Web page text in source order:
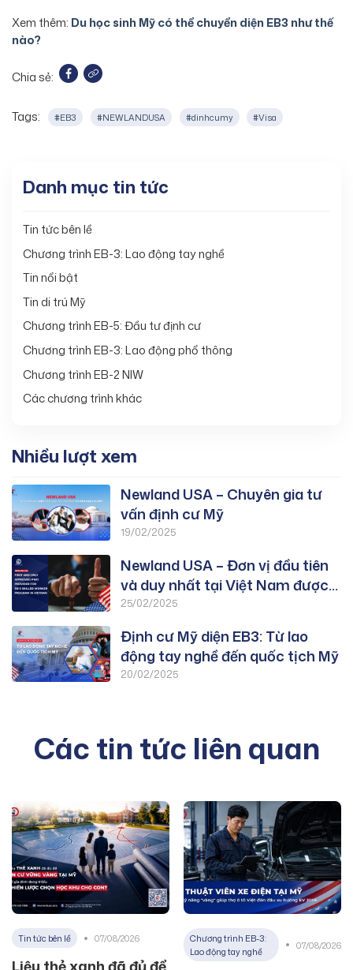
Xem thêm: Du học sinh Mỹ có thể chuyển diện EB3 như thế
nào?
Chia sẻ:
Tags: #EB3 #NEWLANDUSA #dinhcumy #Visa
Danh mục tin tức
Tin tức bên lề
Chương trình EB-3: Lao động tay nghề
Tin nổi bật
Tin di trú Mỹ
Chương trình EB-5: Đầu tư định cư
Chương trình EB-3: Lao động phổ thông
Chương trình EB-2 NIW
Các chương trình khác
Nhiều lượt xem
Newland USA – Chuyên gia tư
vấn định cư Mỹ
19/02/2025
Newland USA – Đơn vị đầu tiên
và duy nhất tại Việt Nam được
duyệt PWD chương trình EB-3:
25/02/2025
Định cư Mỹ diện EB3: Từ lao
động tay nghề đến quốc tịch Mỹ
20/02/2025
Các tin tức liên quan
Tin tức bên lề 07/08/2026
Chương trình EB-3:
Lao động tay nghề
07/08/2026